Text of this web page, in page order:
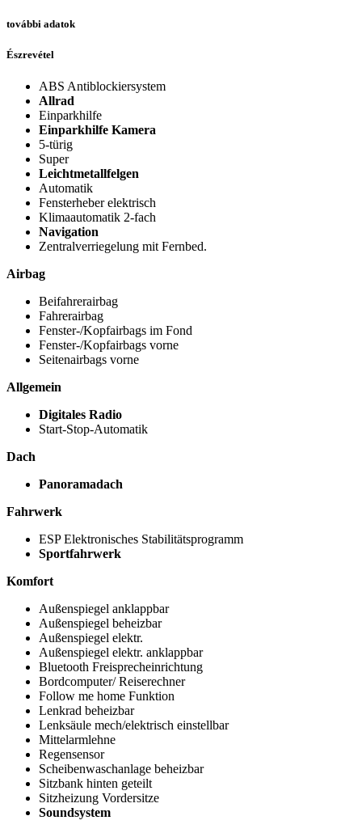
további adatok
Észrevétel
ABS Antiblockiersystem
Allrad
Einparkhilfe
Einparkhilfe Kamera
5-türig
Super
Leichtmetallfelgen
Automatik
Fensterheber elektrisch
Klimaautomatik 2-fach
Navigation
Zentralverriegelung mit Fernbed.
Airbag
Beifahrerairbag
Fahrerairbag
Fenster-/Kopfairbags im Fond
Fenster-/Kopfairbags vorne
Seitenairbags vorne
Allgemein
Digitales Radio
Start-Stop-Automatik
Dach
Panoramadach
Fahrwerk
ESP Elektronisches Stabilitätsprogramm
Sportfahrwerk
Komfort
Außenspiegel anklappbar
Außenspiegel beheizbar
Außenspiegel elektr.
Außenspiegel elektr. anklappbar
Bluetooth Freisprecheinrichtung
Bordcomputer/ Reiserechner
Follow me home Funktion
Lenkrad beheizbar
Lenksäule mech/elektrisch einstellbar
Mittelarmlehne
Regensensor
Scheibenwaschanlage beheizbar
Sitzbank hinten geteilt
Sitzheizung Vordersitze
Soundsystem